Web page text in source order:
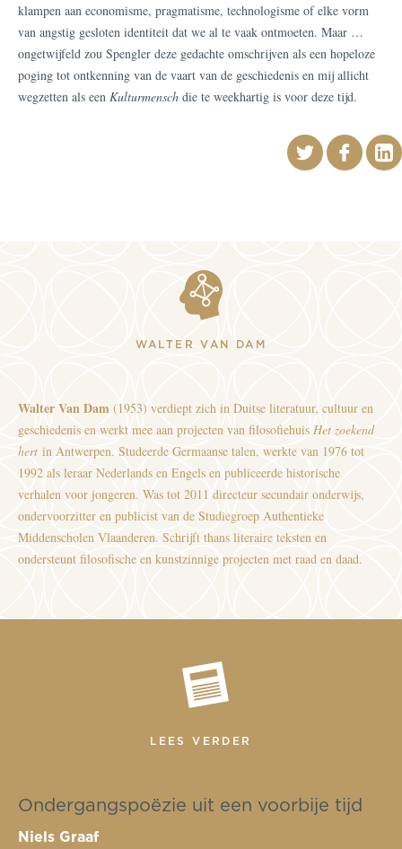
klampen aan economisme, pragmatisme, technologisme of elke vorm
van angstig gesloten identiteit dat we al te vaak ontmoeten. Maar …
ongetwijfeld zou Spengler deze gedachte omschrijven als een hopeloze
poging tot ontkenning van de vaart van de geschiedenis en mij allicht
wegzetten als een Kulturmensch die te weekhartig is voor deze tijd.
WALTER VAN DAM
Walter Van Dam (1953) verdiept zich in Duitse literatuur, cultuur en
geschiedenis en werkt mee aan projecten van filosofiehuis Het zoekend
hert in Antwerpen. Studeerde Germaanse talen, werkte van 1976 tot
1992 als leraar Nederlands en Engels en publiceerde historische
verhalen voor jongeren. Was tot 2011 directeur secundair onderwijs,
ondervoorzitter en publicist van de Studiegroep Authentieke
Middenscholen Vlaanderen. Schrijft thans literaire teksten en
ondersteunt filosofische en kunstzinnige projecten met raad en daad.
LEES VERDER
Ondergangspoëzie uit een voorbije tijd
Niels Graaf